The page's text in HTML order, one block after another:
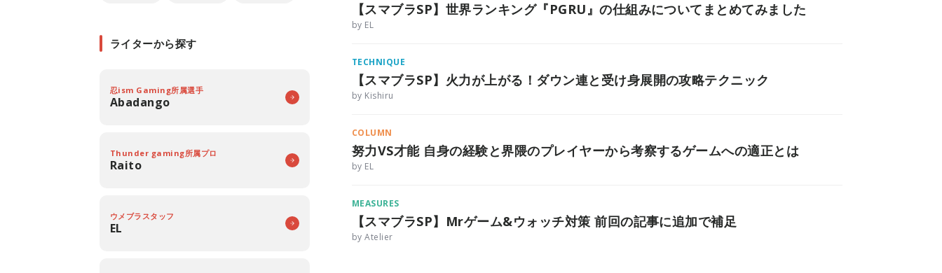
【スマブラSP】世界ランキング『PGRU』の仕組みについてまとめてみました
by EL
TECHNIQUE
【スマブラSP】火力が上がる！ダウン連と受け身展開の攻略テクニック
by Kishiru
COLUMN
努力VS才能 自身の経験と界隈のプレイヤーから考察するゲームへの適正とは
by EL
MEASURES
【スマブラSP】Mrゲーム&ウォッチ対策 前回の記事に追加で補足
by Atelier
ライターから探す
忍ism Gaming所属選手
Abadango
Thunder gaming所属プロ
Raito
ウメブラスタッフ
EL